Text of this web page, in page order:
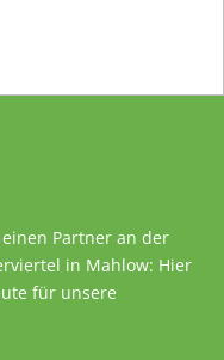
Partner an der
in Mahlow: Hier
für unsere